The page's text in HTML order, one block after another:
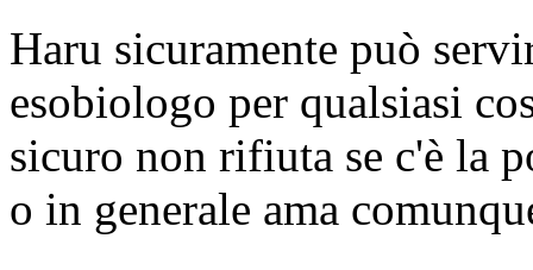
Haru sicuramente può
esobiologo per qualsiasi
sicuro non rifiuta se c'è la
o in generale ama